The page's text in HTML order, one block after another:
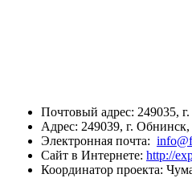
Почтовый адрес: 249035,
Адрес: 249039, г.
Электронная почта:
Сайт в Интернете: http://
Координатор проекта: